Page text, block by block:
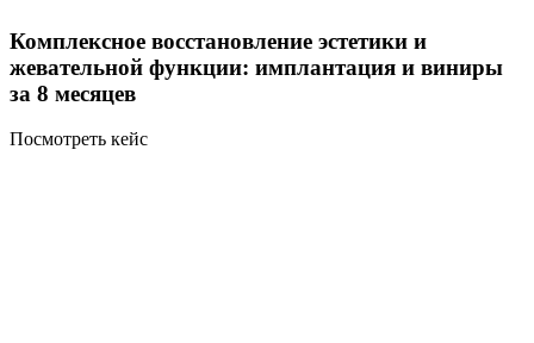
Комплексное восстановление эстетики и
жевательной функции: имплантация и виниры
за 8 месяцев
Посмотреть кейс